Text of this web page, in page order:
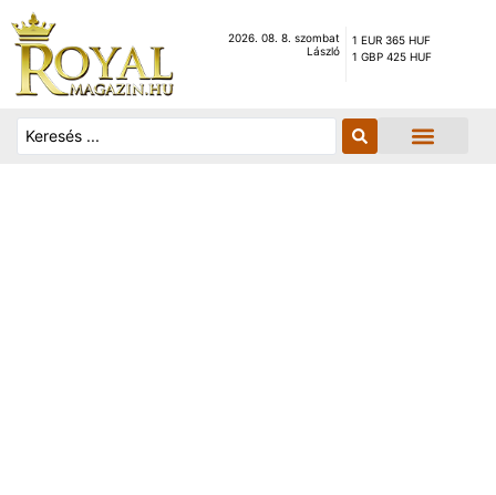
2026. 08. 8. szombat
László
1 EUR 365 HUF
1 GBP 425 HUF